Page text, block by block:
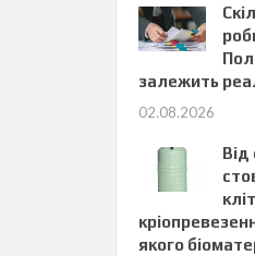
залежить
02.08.2026
Від
якого